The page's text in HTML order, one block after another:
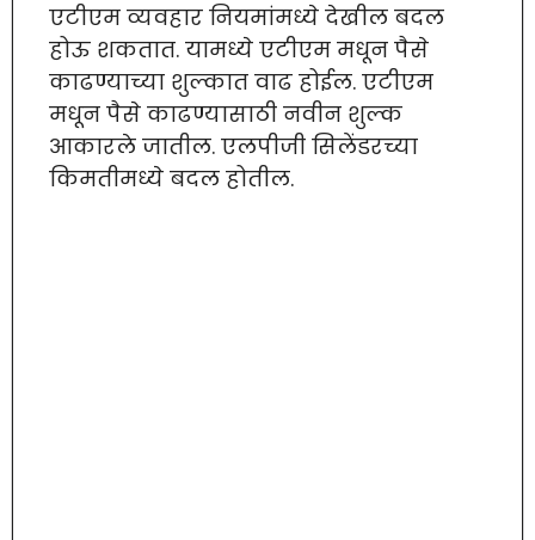
एटीएम व्यवहार नियमांमध्ये देखील बदल
होऊ शकतात. यामध्ये एटीएम मधून पैसे
काढण्याच्या शुल्कात वाढ होईल. एटीएम
मधून पैसे काढण्यासाठी नवीन शुल्क
आकारले जातील. एलपीजी सिलेंडरच्या
किमतीमध्ये बदल होतील.